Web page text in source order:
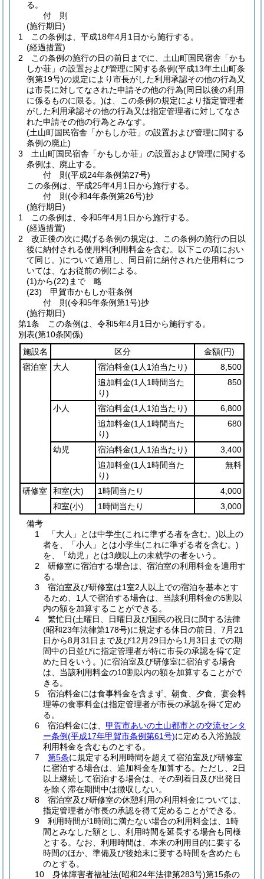
る。
付 則
(施行期日)
1
この条例は、平成18年4月1日から施行する。
(経過措置)
2
この条例の施行の日の前日までに、土山町国民宿舎「かも
しか荘」の設置および管理に関する条例(平成13年土山町条
例第19号)の規定により市長がした利用承認その他の行為又
は市長に対してなされた申請その他の行為(同日以後の利用
に係るものに限る。)は、この条例の規定により指定管理者
がした利用承認その他の行為又は指定管理者に対してなさ
れた申請その他の行為とみなす。
(土山町国民宿舎「かもしか荘」の設置および管理に関する
条例の廃止)
3
土山町国民宿舎「かもしか荘」の設置および管理に関する
条例は、廃止する。
付 則(平成24年条例第27号)
この条例は、平成25年4月1日から施行する。
付 則(令和4年条例第26号)抄
(施行期日)
1
この条例は、令和5年4月1日から施行する。
(経過措置)
2
改正後の次に掲げる条例の規定は、この条例の施行の日以
後に納付される使用料(利用料金を含む。以下この項におい
て同じ。)について適用し、同日前に納付された使用料につ
いては、なお従前の例による。
(1)から(22)まで
略
(23)
甲賀市かもしか荘条例
付 則(令和5年条例第1号)抄
(施行期日)
第1条
この条例は、令和5年4月1日から施行する。
別表(第10条関係)
施設名
区分 金額(円)
宿泊室
大人 宿泊料金(1人1泊当たり)
8,500
追加料金(1人1時間当た
り)
850
小人 宿泊料金(1人1泊当たり)
6,800
追加料金(1人1時間当た
り)
680
幼児 宿泊料金(1人1泊当たり)
3,400
追加料金(1人1時間当た
り)
無料
研修室 和室(大) 1時間当たり
4,000
和室(小) 1時間当たり
3,000
備考
1 「大人」とは中学生(これに準ずる者を含む。)以上の
者を、「小人」とは小学生(これに準ずる者を含む。)
を、「幼児」とは3歳以上の未就学の者をいう。
2 研修室に宿泊する場合は、宿泊室の利用料金を適用す
る。
3 宿泊室及び研修室は1室2人以上での宿泊を基本とす
るため、1人で宿泊する場合は、当該利用料金の5割以
内の額を加算することができる。
4 繁忙日(土曜日、日曜日及び国民の祝日に関する法律
(昭和23年法律第178号)に規定する休日の前日、7月21
日から8月31日まで及び12月29日から1月3日までの期
間中の日並びに指定管理者が特に市長の承認を得て定
めた日をいう。)に宿泊室及び研修室に宿泊する場合
は、当該利用料金の10割以内の額を加算することがで
きる。
5 宿泊料金には食事料金を含まず、朝食、夕食、宴会料
理等の食事料金は指定管理者が市長の承認を得て定め
る。
6 宿泊料金には、 甲賀市あいの土山都市との交流センタ
ー条例(平成17年甲賀市条例第61号)に定める入浴施設
利用料金を含むものとする。
7 第5条に規定する利用時間を超えて宿泊室及び研修室
に宿泊する場合は、追加料金を加算する。ただし、2日
以上継続して宿泊する場合は、その到着日及び出発日
を除く滞在期間中は徴収しない。
8 宿泊室及び研修室の休憩利用の利用料金については、
指定管理者が市長の承認を得て定めることができる。
9 利用時間が1時間に満たない場合の利用料金は、1時
間とみなした額とし、利用時間を延長する場合も同様
とする。なお、利用時間は、本来の利用目的に要する
時間のほか、準備及び後始末に要する時間を含めたも
のとする。
10 身体障害者福祉法(昭和24年法律第283号)第15条の